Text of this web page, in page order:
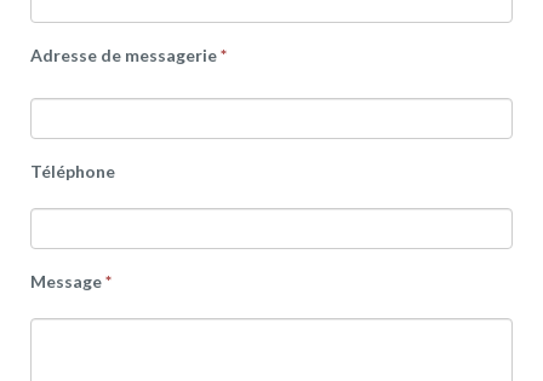
Adresse de messagerie*
Téléphone
Message*